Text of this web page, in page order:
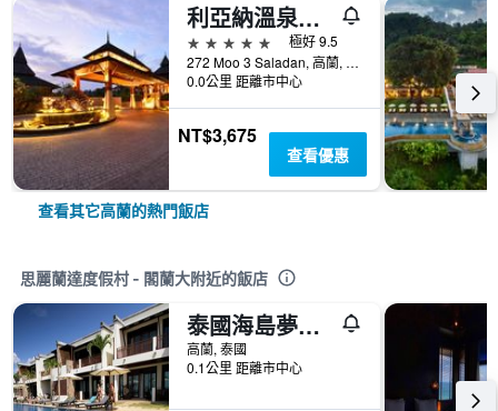
利亞納溫泉度假酒店 - 閣蘭大
5星級
極好 9.5
272 Moo 3 Saladan, 高蘭, 泰國
0.0公里 距離市中心
NT$3,675
查看優惠
查看其它高蘭的熱門飯店
思麗蘭達度假村 - 閣蘭大附近的飯店
泰國海島夢想莊園酒店
高蘭, 泰國
0.1公里 距離市中心